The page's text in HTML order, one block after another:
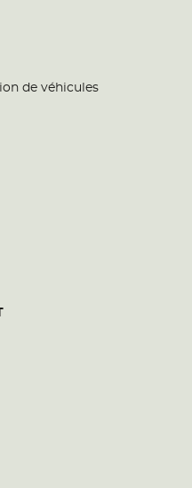
de véhicules